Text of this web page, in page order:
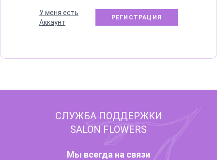
У меня есть
Аккаунт
РЕГИСТРАЦИЯ
СЛУЖБА ПОДДЕРЖКИ
SALON FLOWERS
Мы всегда на связи